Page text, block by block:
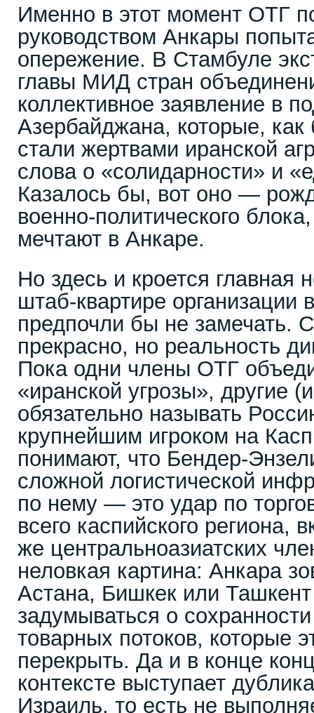
Именно в этот момент ОТГ
руководством Анкары
опережение. В Стамбуле
главы МИД стран
коллективное заявление в
Азербайджана, которые,
стали жертвами иранской
слова о «солидарности» и
Казалось бы, вот оно —
военно-политического
мечтают в Анкаре.
Но здесь и кроется главная
штаб-квартире организации
предпочли бы не замечать.
прекрасно, но реальность
Пока одни члены ОТГ
«иранской угрозы», другие
обязательно называть
крупнейшим игроком на
понимают, что Бендер-
сложной логистической
по нему — это удар по
всего каспийского региона,
же центральноазиатских
неловкая картина: Анкара
Астана, Бишкек или
задумываться о
товарных потоков, которые
перекрыть. Да и в конце
контексте выступает
Израиль, то есть не